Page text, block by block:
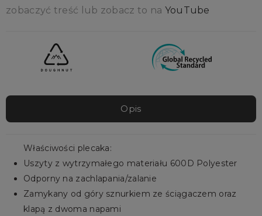
zobaczyć treść lub zobacz to na YouTube
Opis
Właściwości plecaka:
Uszyty z wytrzymałego materiału 600D Polyester
Odporny na zachlapania/zalanie
Zamykany od góry sznurkiem ze ściągaczem oraz
klapą z dwoma napami